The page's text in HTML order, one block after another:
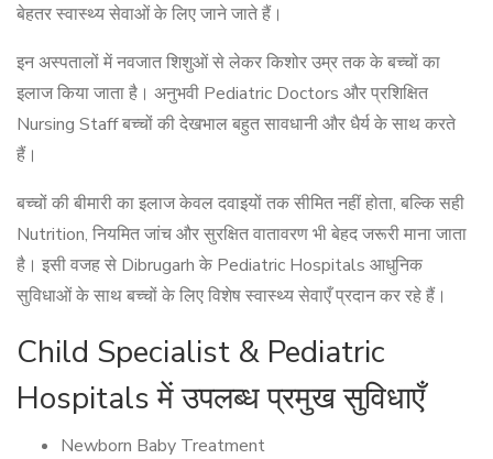
बेहतर स्वास्थ्य सेवाओं के लिए जाने जाते हैं।
इन अस्पतालों में नवजात शिशुओं से लेकर किशोर उम्र तक के बच्चों का
इलाज किया जाता है। अनुभवी Pediatric Doctors और प्रशिक्षित
Nursing Staff बच्चों की देखभाल बहुत सावधानी और धैर्य के साथ करते
हैं।
बच्चों की बीमारी का इलाज केवल दवाइयों तक सीमित नहीं होता, बल्कि सही
Nutrition, नियमित जांच और सुरक्षित वातावरण भी बेहद जरूरी माना जाता
है। इसी वजह से Dibrugarh के Pediatric Hospitals आधुनिक
सुविधाओं के साथ बच्चों के लिए विशेष स्वास्थ्य सेवाएँ प्रदान कर रहे हैं।
Child Specialist & Pediatric
Hospitals में उपलब्ध प्रमुख सुविधाएँ
Newborn Baby Treatment